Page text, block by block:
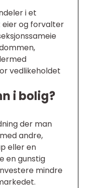
i et
og forvalter
vedlikeholdet
i bolig?
der man
andre,
eller en
en gunstig
mindre